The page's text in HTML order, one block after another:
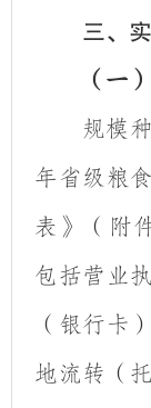
三、
（一
规模
年省级粮
表》（附
包括营业
（银行卡
地流转（